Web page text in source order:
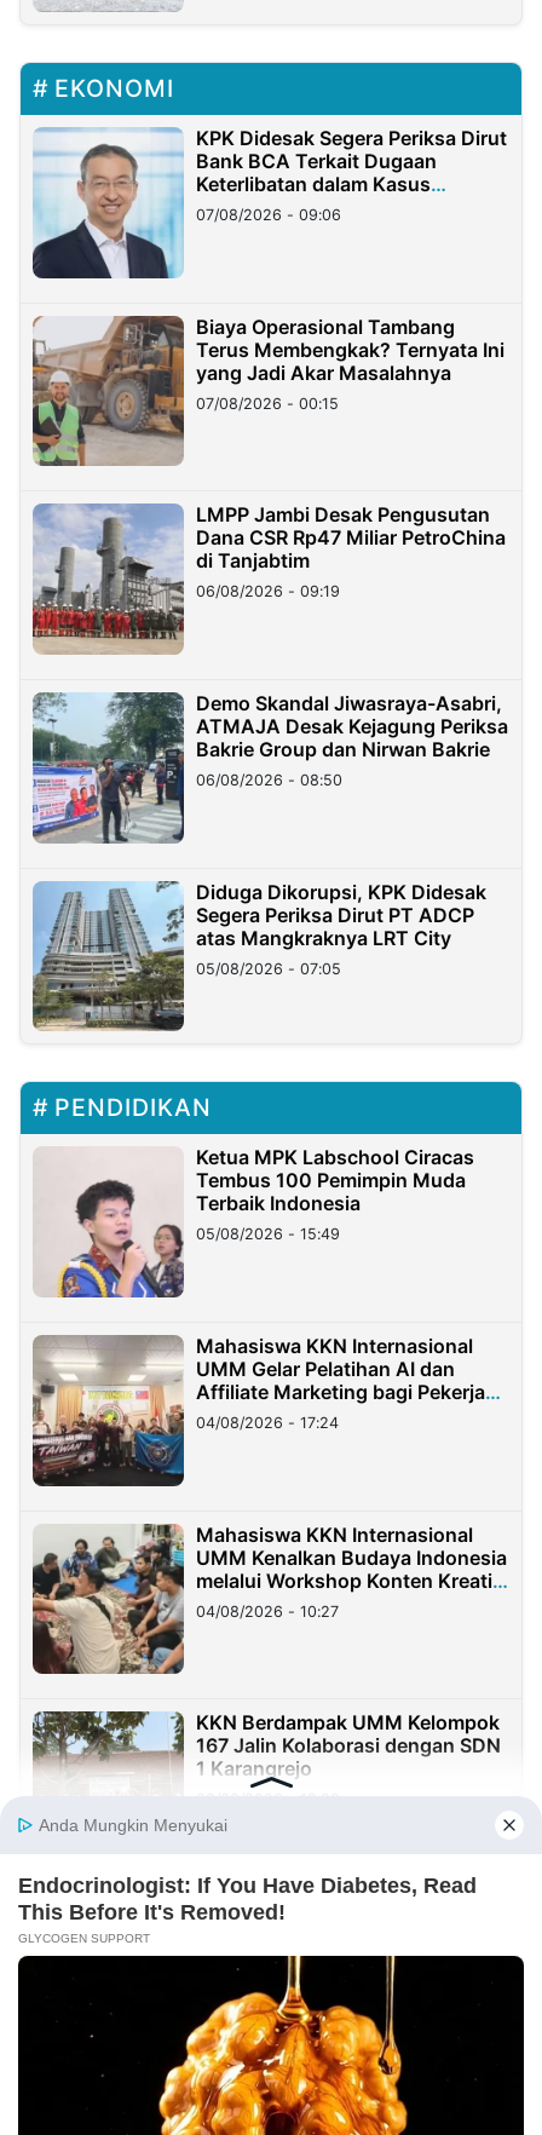
EKONOMI
KPK Didesak Segera Periksa Dirut
Bank BCA Terkait Dugaan
Keterlibatan dalam Kasus
Hilangnya Dana Nasabah Rp2,58
Miliar
07/08/2026 - 09:06
Biaya Operasional Tambang
Terus Membengkak? Ternyata Ini
yang Jadi Akar Masalahnya
07/08/2026 - 00:15
LMPP Jambi Desak Pengusutan
Dana CSR Rp47 Miliar PetroChina
di Tanjabtim
06/08/2026 - 09:19
Demo Skandal Jiwasraya-Asabri,
ATMAJA Desak Kejagung Periksa
Bakrie Group dan Nirwan Bakrie
06/08/2026 - 08:50
Diduga Dikorupsi, KPK Didesak
Segera Periksa Dirut PT ADCP
atas Mangkraknya LRT City
05/08/2026 - 07:05
PENDIDIKAN
Ketua MPK Labschool Ciracas
Tembus 100 Pemimpin Muda
Terbaik Indonesia
05/08/2026 - 15:49
Mahasiswa KKN Internasional
UMM Gelar Pelatihan AI dan
Affiliate Marketing bagi Pekerja
Migran Indonesia di Taiwan
04/08/2026 - 17:24
Mahasiswa KKN Internasional
UMM Kenalkan Budaya Indonesia
melalui Workshop Konten Kreatif
di Taiwan
04/08/2026 - 10:27
KKN Berdampak UMM Kelompok
167 Jalin Kolaborasi dengan SDN
1 Karangrejo
Cipta Publishing Dorong Penulis
Melindungi Hak Ciptanya
01/08/2026 - 12:20
KOLOM